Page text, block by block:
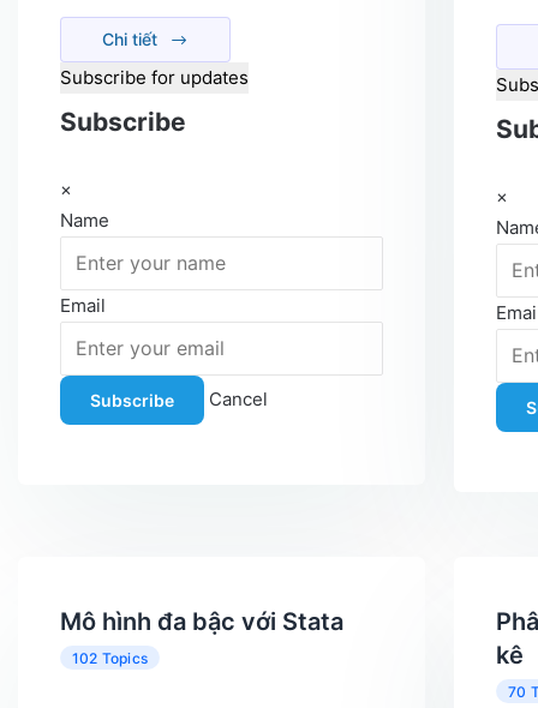
Chi tiết
Subscribe for updates
Subscribe
×
Name
Email
Subscribe Cancel
×
Mô hình đa bậc với Stata
102 Topics
kê
70